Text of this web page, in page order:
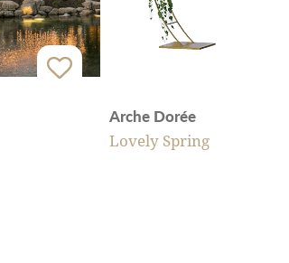
Arche Dorée
Lovely Spring